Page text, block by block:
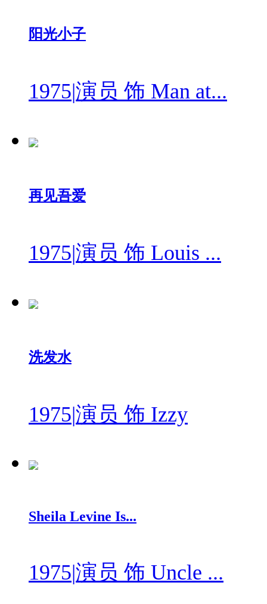
阳光小子
1975|演员 饰 Man at...
再见吾爱
1975|演员 饰 Louis ...
洗发水
1975|演员 饰 Izzy
Sheila Levine Is...
1975|演员 饰 Uncle ...